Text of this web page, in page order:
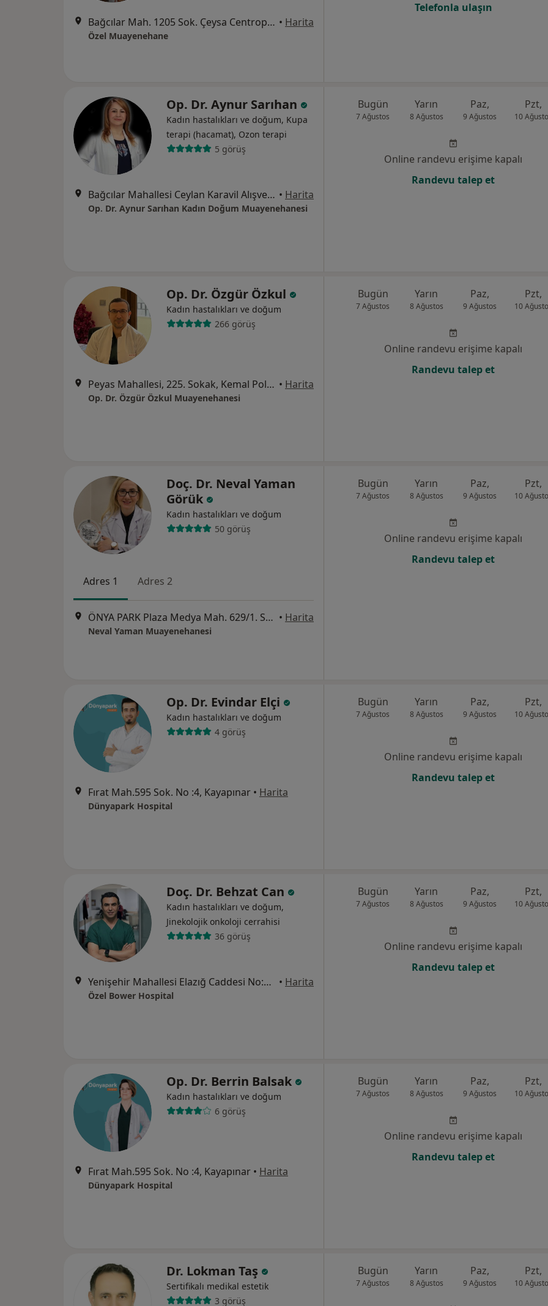
Bağcılar Mah. 1205 Sok. Çeysa Centropol Merkez Ofis., Diyarbakır • Harita
Özel Muayenehane
Telefonla ulaşın
Op. Dr. Aynur Sarıhan
Kadın hastalıkları ve doğum, Kupa
terapi (hacamat), Ozon terapi
5 görüş
Bağcılar Mahallesi Ceylan Karavil Alışveriş Merkezi Karşı Hizası Buğdaycılar Plaza A blok Kat:2 No:11, Diyarbakır • Harita
Op. Dr. Aynur Sarıhan Kadın Doğum Muayenehanesi
Bugün
7 Ağustos
Yarın
8 Ağustos
Paz,
9 Ağustos
Pzt,
10
Online randevu erişime kapalı
Randevu talep et
Op. Dr. Özgür Özkul
Kadın hastalıkları ve doğum
266 görüş
Peyas Mahallesi, 225. Sokak, Kemal Polat Sitesi Villaları, No:9 Villa:3, Diyarbakır • Harita
Op. Dr. Özgür Özkul Muayenehanesi
Bugün
7 Ağustos
Yarın
8 Ağustos
Paz,
9 Ağustos
Pzt,
10
Online randevu erişime kapalı
Randevu talep et
Doç. Dr. Neval Yaman
Görük
Kadın hastalıkları ve doğum
50 görüş
Adres 1 Adres 2
ÖNYA PARK Plaza Medya Mah. 629/1. Sok. Çeysa Önya Park Plaza B Blok 1 D:25, Diyarbakır • Harita
Neval Yaman Muayenehanesi
Bugün
7 Ağustos
Yarın
8 Ağustos
Paz,
9 Ağustos
Pzt,
10
Online randevu erişime kapalı
Randevu talep et
Op. Dr. Evindar Elçi
Kadın hastalıkları ve doğum
4 görüş
Fırat Mah.595 Sok. No :4, Kayapınar • Harita
Dünyapark Hospital
Bugün
7 Ağustos
Yarın
8 Ağustos
Paz,
9 Ağustos
Pzt,
10
Online randevu erişime kapalı
Randevu talep et
Doç. Dr. Behzat Can
Kadın hastalıkları ve doğum,
Jinekolojik onkoloji cerrahisi
36 görüş
Yenişehir Mahallesi Elazığ Caddesi No:2/9, Yenişehir • Harita
Özel Bower Hospital
Bugün
7 Ağustos
Yarın
8 Ağustos
Paz,
9 Ağustos
Pzt,
10
Online randevu erişime kapalı
Randevu talep et
Op. Dr. Berrin Balsak
Kadın hastalıkları ve doğum
6 görüş
Fırat Mah.595 Sok. No :4, Kayapınar • Harita
Dünyapark Hospital
Bugün
7 Ağustos
Yarın
8 Ağustos
Paz,
9 Ağustos
Pzt,
10
Online randevu erişime kapalı
Randevu talep et
Dr. Lokman Taş
Sertifikalı medikal estetik
3 görüş
Bugün
7 Ağustos
Yarın
8 Ağustos
Paz,
9 Ağustos
Pzt,
10